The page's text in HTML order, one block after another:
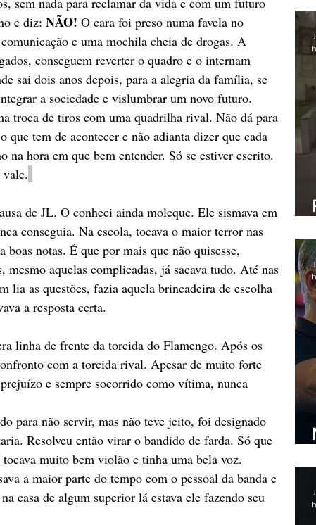
e diz: NÃO! O cara foi preso numa favela no
e uma mochila cheia de drogas. A
conseguem reverter o quadro e o internam
sai dois anos depois, para a alegria da família, se
a sociedade e vislumbrar um novo futuro.
troca de tiros com uma quadrilha rival. Não dá para
que tem de acontecer e não adianta dizer que cada
na hora em que bem entender. Só se estiver escrito.
de JL. O conheci ainda moleque. Ele sismava em
conseguia. Na escola, tocava o maior terror nas
boas notas. É que por mais que não quisesse,
mesmo aquelas complicadas, já sacava tudo. Até nas
lia as questões, fazia aquela brincadeira de escolha
a resposta certa.
linha de frente da torcida do Flamengo. Após os
com a torcida rival. Apesar de muito forte
e sempre socorrido como vítima, nunca
para não servir, mas não teve jeito, foi designado
Resolveu então virar o bandido de farda. Só que
muito bem violão e tinha uma bela voz.
a maior parte do tempo com o pessoal da banda e
casa de algum superior lá estava ele fazendo seu